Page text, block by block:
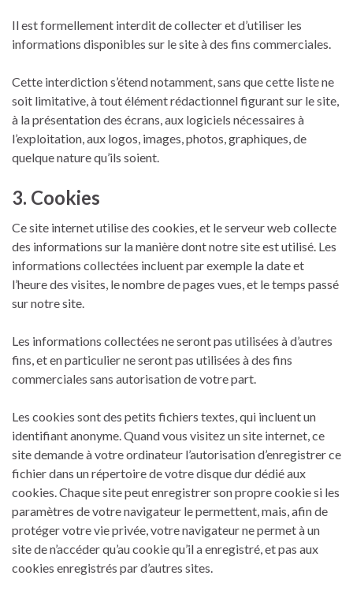
Il est formellement interdit de collecter et d’utiliser les
informations disponibles sur le site à des fins commerciales.
Cette interdiction s’étend notamment, sans que cette liste ne
soit limitative, à tout élément rédactionnel figurant sur le site,
à la présentation des écrans, aux logiciels nécessaires à
l’exploitation, aux logos, images, photos, graphiques, de
quelque nature qu’ils soient.
3. Cookies
Ce site internet utilise des cookies, et le serveur web collecte
des informations sur la manière dont notre site est utilisé. Les
informations collectées incluent par exemple la date et
l’heure des visites, le nombre de pages vues, et le temps passé
sur notre site.
Les informations collectées ne seront pas utilisées à d’autres
fins, et en particulier ne seront pas utilisées à des fins
commerciales sans autorisation de votre part.
Les cookies sont des petits fichiers textes, qui incluent un
identifiant anonyme. Quand vous visitez un site internet, ce
site demande à votre ordinateur l’autorisation d’enregistrer ce
fichier dans un répertoire de votre disque dur dédié aux
cookies. Chaque site peut enregistrer son propre cookie si les
paramètres de votre navigateur le permettent, mais, afin de
protéger votre vie privée, votre navigateur ne permet à un
site de n’accéder qu’au cookie qu’il a enregistré, et pas aux
cookies enregistrés par d’autres sites.